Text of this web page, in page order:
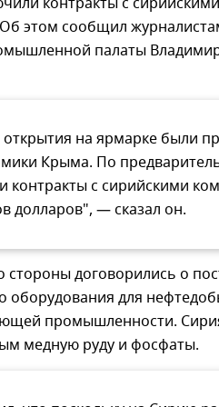
этом сообщил
палаты
на ярмарке были
Крыма. По
контракты с сирийскими
долларов", — сказал он.
стороны договорились о
оборудования для
промышленности.
медную руду и фосфаты.